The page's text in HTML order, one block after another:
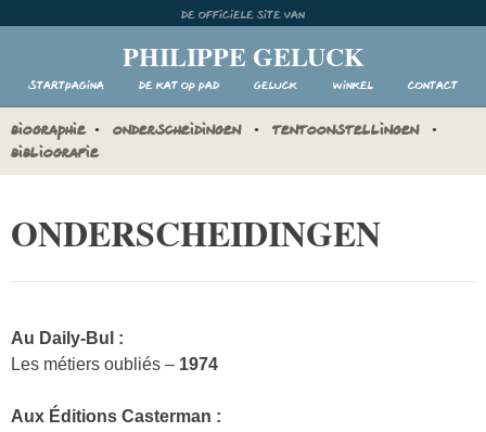
De officiele site van
PHILIPPE GELUCK
Startpagina De Kat op pad Geluck Winkel Contact
BIOGRAPHIE ONDERSCHEIDINGEN
TENTOONSTELLINGEN
BIBLIOGRAFIE
ONDERSCHEIDINGEN
Au Daily-Bul :
Les métiers oubliés – 1974
Aux Éditions Casterman :